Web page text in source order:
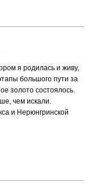
я родилась и живу,
большого пути за
золото состоялось.
чем искали.
и Нерюнгринской